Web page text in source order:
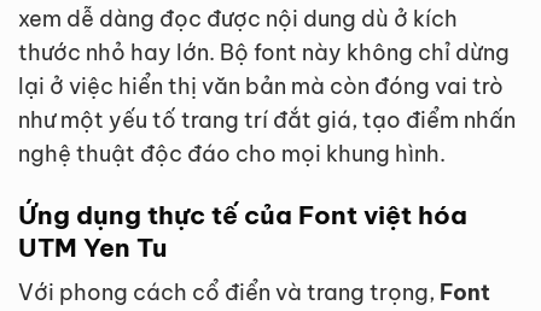
xem dễ dàng đọc được nội dung dù ở kích
thước nhỏ hay lớn. Bộ font này không chỉ dừng
lại ở việc hiển thị văn bản mà còn đóng vai trò
như một yếu tố trang trí đắt giá, tạo điểm nhấn
nghệ thuật độc đáo cho mọi khung hình.
Ứng dụng thực tế của Font việt hóa
UTM Yen Tu
Với phong cách cổ điển và trang trọng, Font